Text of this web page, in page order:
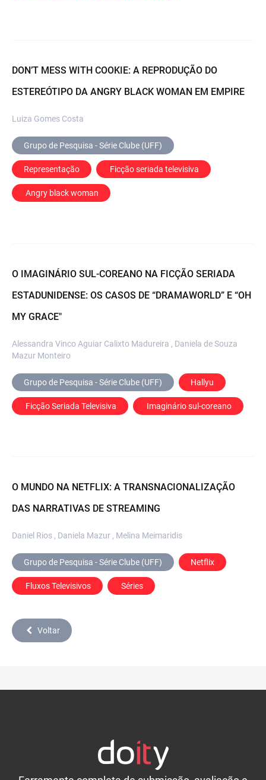
DON’T MESS WITH COOKIE: A REPRODUÇÃO DO
ESTEREÓTIPO DA ANGRY BLACK WOMAN EM EMPIRE
Luiza Gomes Costa
Grupo de Pesquisa - Série Clube (UFF)
Representação Ficção seriada televisiva
Angry black woman
O IMAGINÁRIO SUL-COREANO NA FICÇÃO SERIADA
ESTADUNIDENSE: OS CASOS DE “DRAMAWORLD” E “OH
MY GRACE"
Alessandra Vinco Aguiar Calixto Madureira , Daniela de Souza
Mazur Monteiro
Grupo de Pesquisa - Série Clube (UFF) Hallyu
Ficção Seriada Televisiva Imaginário sul-coreano
O MUNDO NA NETFLIX: A TRANSNACIONALIZAÇÃO
DAS NARRATIVAS DE STREAMING
Daniel Rios , Daniela Mazur , Melina Meimaridis
Grupo de Pesquisa - Série Clube (UFF) Netflix
Fluxos Televisivos Séries
Voltar